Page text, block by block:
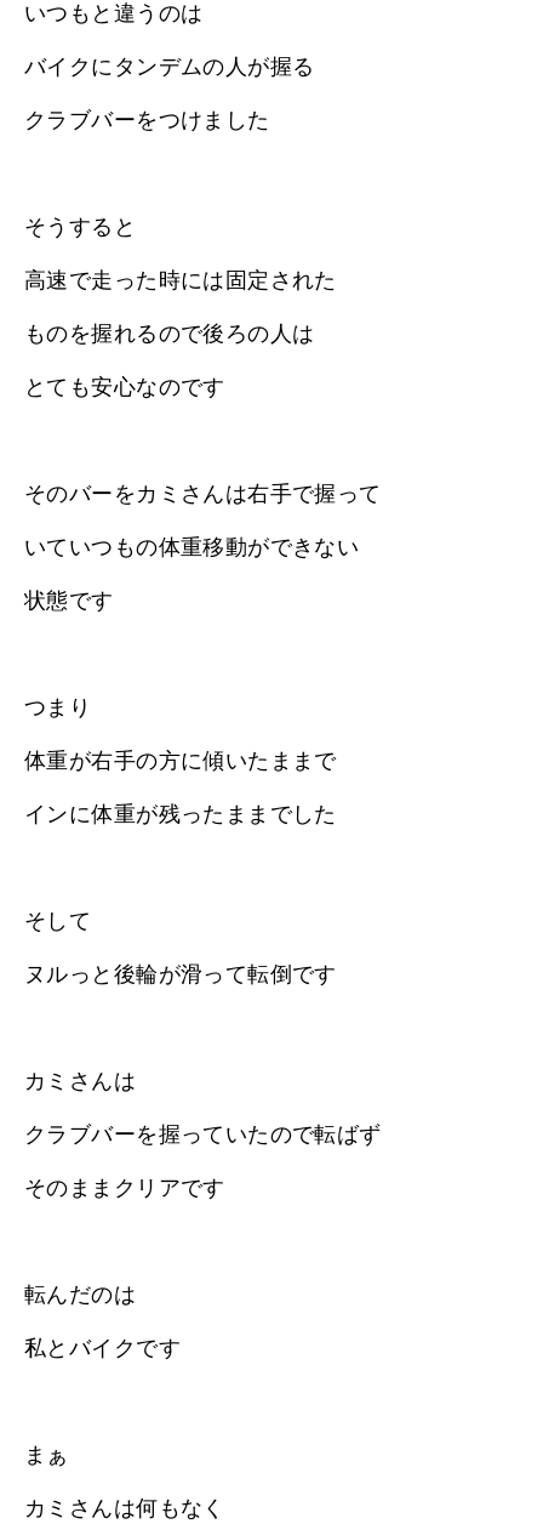
いつもと違うのは
バイクにタンデムの人が握る
クラブバーをつけました
そうすると
高速で走った時には固定された
ものを握れるので後ろの人は
とても安心なのです
そのバーをカミさんは右手で握って
いていつもの体重移動ができない
状態です
つまり
体重が右手の方に傾いたままで
インに体重が残ったままでした
そして
ヌルっと後輪が滑って転倒です
カミさんは
クラブバーを握っていたので転ばず
そのままクリアです
転んだのは
私とバイクです
まぁ
カミさんは何もなく